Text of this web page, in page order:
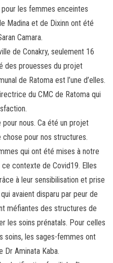
les femmes enceintes
Madina et de Dixinn ont été
Camara.
de Conakry, seulement 16
des prouesses du projet
de Ratoma est l’une d’elles.
du CMC de Ratoma qui
pour nous. Ca été un projet
pour nos structures.
qui ont été mises à notre
contexte de Covid19. Elles
à leur sensibilisation et prise
avaient disparu par peur de
méfiantes des structures de
les soins prénatals. Pour celles
soins, les sages-femmes ont
Dr Aminata Kaba.